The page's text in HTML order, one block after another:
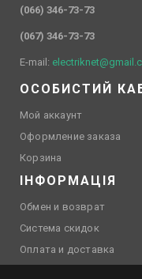
(066) 346-73-73
(067) 346-73-73
E-mail:
ОСОБИСТИЙ
Мой аккаунт
Оформление заказа
Корзина
ІНФОРМАЦІЯ
Обмен и возврат
Система скидок
Оплата и доставка